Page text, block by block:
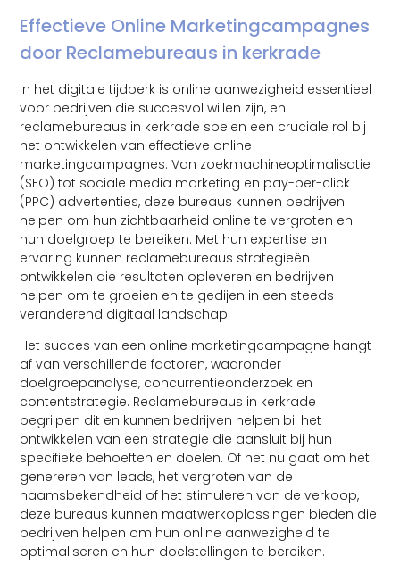
Effectieve Online Marketingcampagnes
door Reclamebureaus in kerkrade
In het digitale tijdperk is online aanwezigheid essentieel
voor bedrijven die succesvol willen zijn, en
reclamebureaus in kerkrade spelen een cruciale rol bij
het ontwikkelen van effectieve online
marketingcampagnes. Van zoekmachineoptimalisatie
(SEO) tot sociale media marketing en pay-per-click
(PPC) advertenties, deze bureaus kunnen bedrijven
helpen om hun zichtbaarheid online te vergroten en
hun doelgroep te bereiken. Met hun expertise en
ervaring kunnen reclamebureaus strategieën
ontwikkelen die resultaten opleveren en bedrijven
helpen om te groeien en te gedijen in een steeds
veranderend digitaal landschap.
Het succes van een online marketingcampagne hangt
af van verschillende factoren, waaronder
doelgroepanalyse, concurrentieonderzoek en
contentstrategie. Reclamebureaus in kerkrade
begrijpen dit en kunnen bedrijven helpen bij het
ontwikkelen van een strategie die aansluit bij hun
specifieke behoeften en doelen. Of het nu gaat om het
genereren van leads, het vergroten van de
naamsbekendheid of het stimuleren van de verkoop,
deze bureaus kunnen maatwerkoplossingen bieden die
bedrijven helpen om hun online aanwezigheid te
optimaliseren en hun doelstellingen te bereiken.